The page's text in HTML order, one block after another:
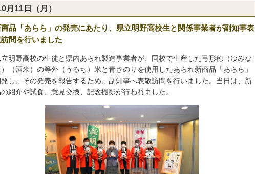
月11日（月）
商品「あらら」の発売にあたり、県立明野高校生と関係事業者が副知事表
問を行いました
明野高校の生徒と県内あられ製造事業者が、同校で生産した弓形穂（ゆみな
）（酒米）の等外（うるち）米と青さのりを使用したあられ新商品「あらら」
発し、その発売を報告するため、副知事へ表敬訪問を行いました。当日は、新
紹介や試食、意見交換、記念撮影が行われました。